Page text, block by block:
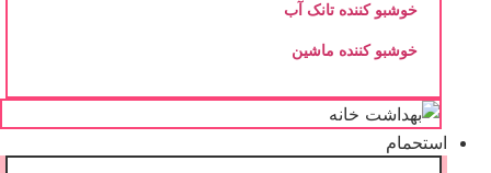
خوشبو کننده تانک آب
خوشبو کننده ماشین
استحمام